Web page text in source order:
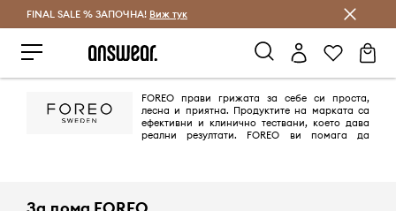
Спестявай с Answear Club
FINAL SALE % ЗАПОЧНА! Виж тук
FOREO прави грижата за себе си проста,
лесна и приятна. Продуктите на марката са
ефективни и клинично тествани, което дава
реални резултати. FOREO ви помага да